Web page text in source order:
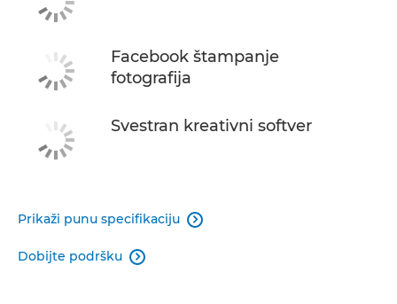
Facebook štampanje
fotografija
Svestran kreativni softver
Prikaži punu specifikaciju 
Dobijte podršku 